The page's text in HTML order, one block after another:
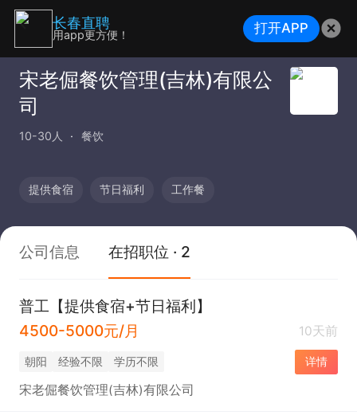
宋老倔餐饮管理(吉林)有限公
司
10-30人 餐饮
提供食宿 节日福利 工作餐
公司信息 在招职位 · 2
普工【提供食宿+节日福利】
4500-5000元/月
10天前
朝阳 经验不限 学历不限 详情
宋老倔餐饮管理(吉林)有限公司
长春直聘
用app更方便！ 打开APP